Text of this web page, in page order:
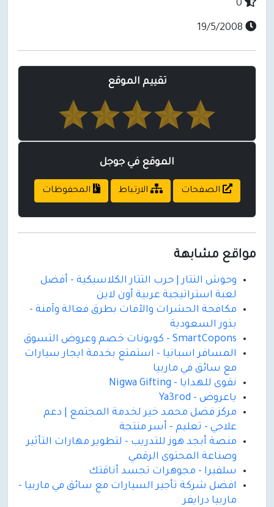
تقييم الموقع
الموقع في جوجل
الصفحات الارتباط المحفوظات
مواقع مشابهة
وحوش التتار | حرب التتار الكلاسيكية - أفضل
لعبة استراتيجية عربية أون لاين
مكافحة الحشرات والآفات بطرق فعالة وآمنة -
بذور السعودية
SmartCopons - كوبونات خصم وعروض التسوق
المسافر اسبانيا - استمتع بخدمة ايجار سيارات
مع سائق في ماربيا
نقوى للهدايا - Nigwa Gifting
ياعروض - Ya3rod
مركز فضل محمد خير لخدمة المجتمع | دعم
علاجي - تعليم - أسر منتجة
منصة أبجد هوز للتدريب - لتطوير مهارات التأثير
وصناعة المحتوى الرقمي
سلفيرا - مجوهرات تجسد أناقتك
افضل شركة تأجير السيارات مع سائق في ماربيا -
ماربيا درايفر